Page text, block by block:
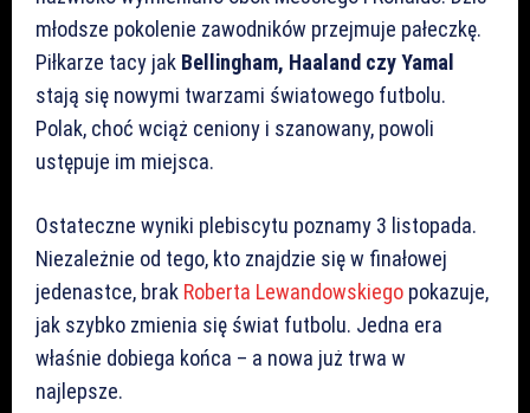
młodsze pokolenie zawodników przejmuje pałeczkę.
Piłkarze tacy jak Bellingham, Haaland czy Yamal
stają się nowymi twarzami światowego futbolu.
Polak, choć wciąż ceniony i szanowany, powoli
ustępuje im miejsca.
Ostateczne wyniki plebiscytu poznamy 3 listopada.
Niezależnie od tego, kto znajdzie się w finałowej
jedenastce, brak Roberta Lewandowskiego pokazuje,
jak szybko zmienia się świat futbolu. Jedna era
właśnie dobiega końca – a nowa już trwa w
najlepsze.